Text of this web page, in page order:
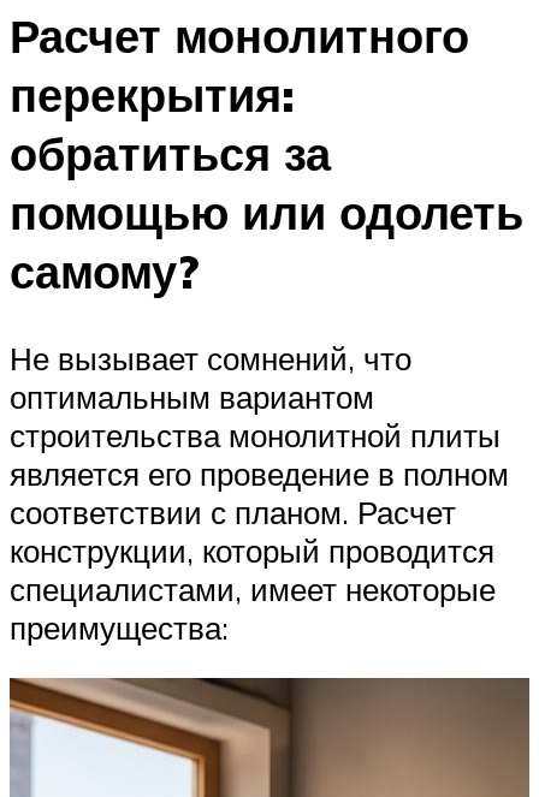
Расчет монолитного
перекрытия:
обратиться за
помощью или одолеть
самому?
Не вызывает сомнений, что
оптимальным вариантом
строительства монолитной плиты
является его проведение в полном
соответствии с планом. Расчет
конструкции, который проводится
специалистами, имеет некоторые
преимущества: